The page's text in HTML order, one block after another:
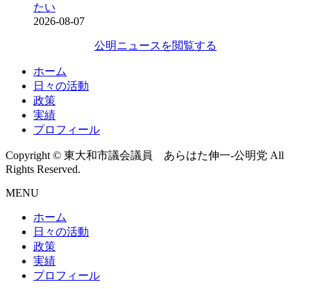
たい
2026-08-07
公明ニュースを閲覧する
ホーム
日々の活動
政策
実績
プロフィール
Copyright © 東大和市議会議員 あらはた伸一-公明党 All
Rights Reserved.
MENU
ホーム
日々の活動
政策
実績
プロフィール